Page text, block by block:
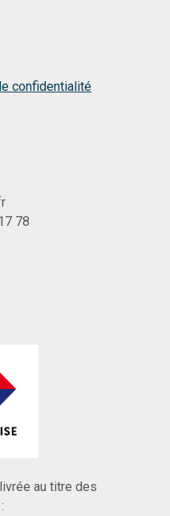
confidentialité
78
au titre des